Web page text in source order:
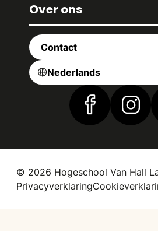
Over ons
Contact
Nederlands
Vind ons op
Vind
© 2026 Hogeschool Van Hall
Privacyverklaring